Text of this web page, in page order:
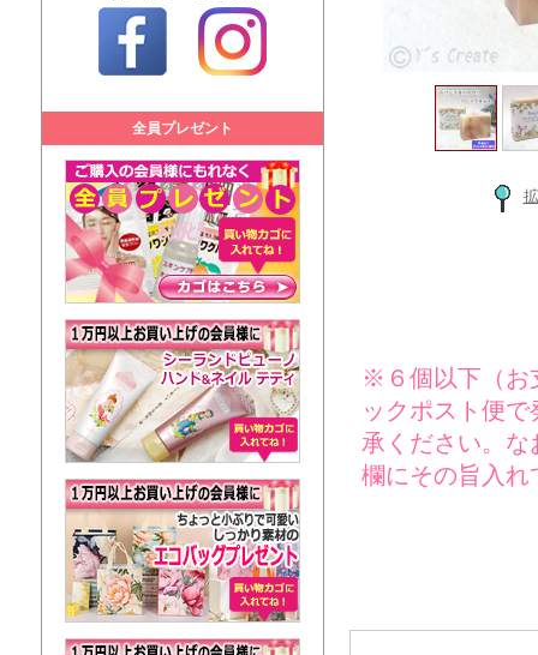
全員プレゼント
※６個以下（お
ックポスト便
承ください。
欄にその旨入れ